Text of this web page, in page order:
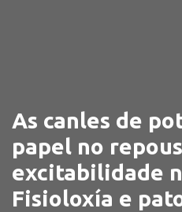
As canles de
papel no
excitabilidade
Fisioloxía e